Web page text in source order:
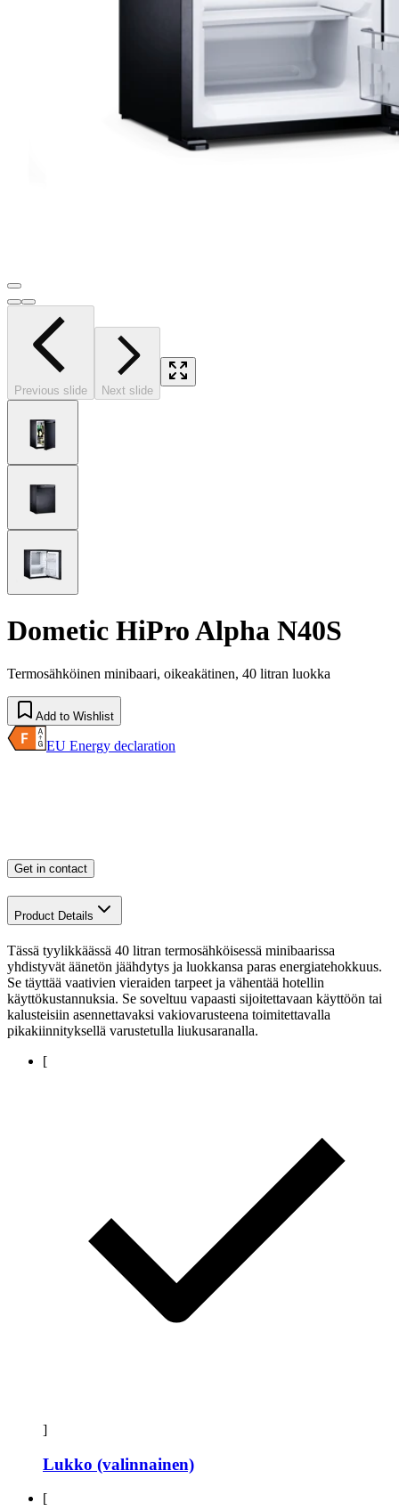
Previous slide Next slide
Dometic HiPro Alpha N40S
Termosähköinen minibaari, oikeakätinen, 40 litran luokka
Add to Wishlist
EU Energy declaration
Get in contact
Product Details
Tässä tyylikkäässä 40 litran termosähköisessä minibaarissa
yhdistyvät äänetön jäähdytys ja luokkansa paras energiatehokkuus.
Se täyttää vaativien vieraiden tarpeet ja vähentää hotellin
käyttökustannuksia. Se soveltuu vapaasti sijoitettavaan käyttöön tai
kalusteisiin asennettavaksi vakiovarusteena toimitettavalla
pikakiinnityksellä varustetulla liukusaranalla.
[
]
Lukko (valinnainen)
[